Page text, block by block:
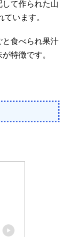
て作られた山
います。
食べられ果汁
特徴です。